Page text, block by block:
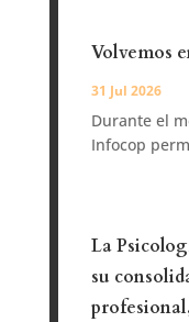
Volvemos
31 Jul 2026
Durante el
Infocop
La
su